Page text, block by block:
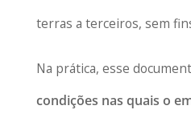
terras a terceiros, sem
Na prática, esse
condições nas quais o